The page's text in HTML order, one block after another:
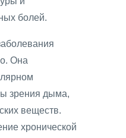
болей.
Она
зрения дыма,
веществ.
хронической